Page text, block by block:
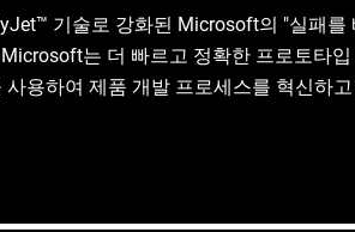
기술로 강화된 Microsoft의 "실패를
는 더 빠르고 정확한 프로토타입
용하여 제품 개발 프로세스를 혁신하